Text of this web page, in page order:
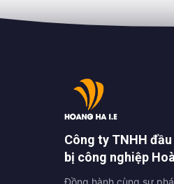
Công ty TNHH
bị công nghiệp